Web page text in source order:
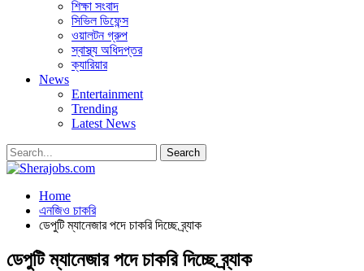
শিক্ষা সংবাদ
সিভিল ডিফেন্স
ওয়ালটন গ্রুপ
স্বাস্থ্য অধিদপ্তর
ক্যারিয়ার
News
Entertainment
Trending
Latest News
Home
এনজিও চাকরি
ডেপুটি ম্যানেজার পদে চাকরি দিচ্ছে ব্র্যাক
ডেপুটি ম্যানেজার পদে চাকরি দিচ্ছে ব্র্যাক